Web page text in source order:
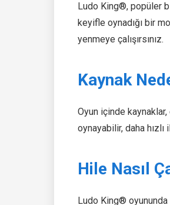
Ludo King®, popüler
keyifle oynadığı bir
yenmeye çalışırsınız.
Kaynak
Oyun içinde
oynayabilir, daha
Hile Nasıl
Ludo King® oyununda